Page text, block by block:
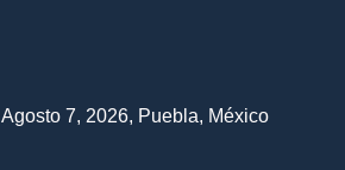
Agosto 7, 2026, Puebla, México